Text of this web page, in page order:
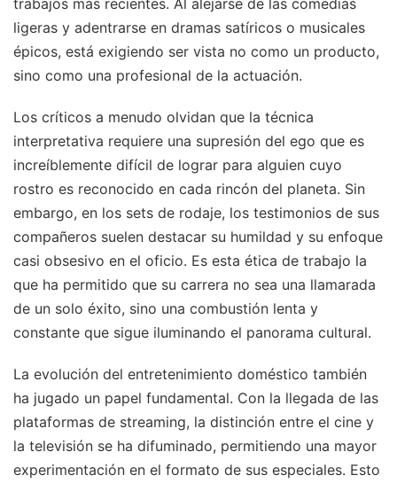
ligeras y adentrarse en dramas satíricos o musicales
épicos, está exigiendo ser vista no como un producto,
sino como una profesional de la actuación.
Los críticos a menudo olvidan que la técnica
interpretativa requiere una supresión del ego que es
increíblemente difícil de lograr para alguien cuyo
rostro es reconocido en cada rincón del planeta. Sin
embargo, en los sets de rodaje, los testimonios de sus
compañeros suelen destacar su humildad y su enfoque
casi obsesivo en el oficio. Es esta ética de trabajo la
que ha permitido que su carrera no sea una llamarada
de un solo éxito, sino una combustión lenta y
constante que sigue iluminando el panorama cultural.
La evolución del entretenimiento doméstico también
ha jugado un papel fundamental. Con la llegada de las
plataformas de streaming, la distinción entre el cine y
la televisión se ha difuminado, permitiendo una mayor
experimentación en el formato de sus especiales. Esto